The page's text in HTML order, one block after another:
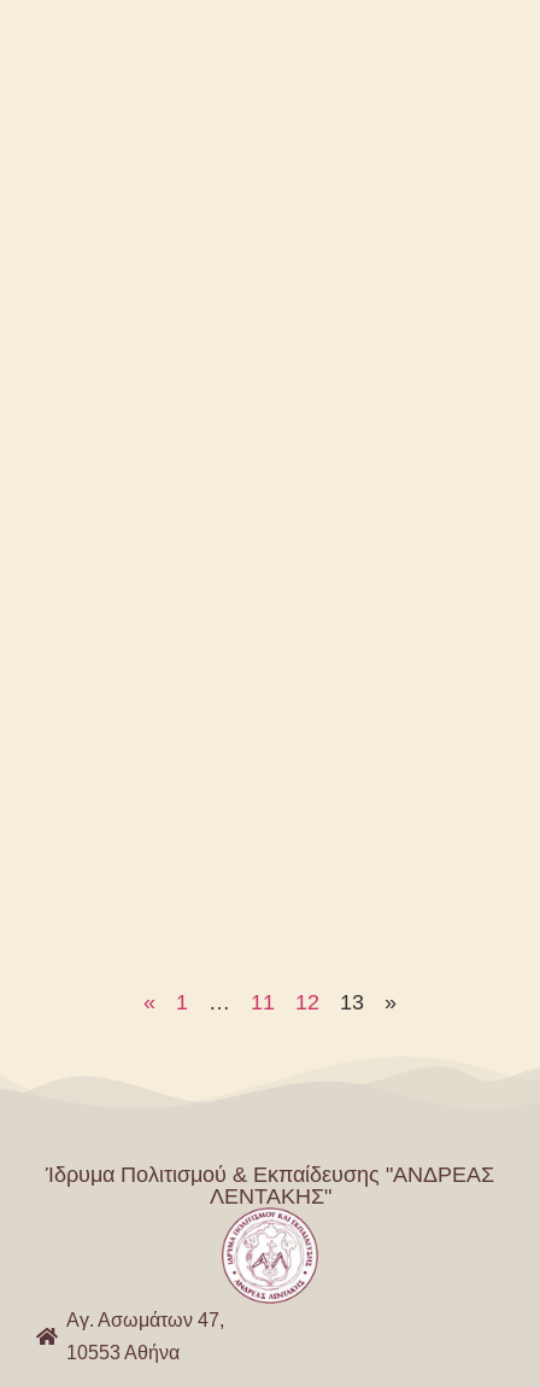
« 1 … 11 12 13 »
Ίδρυμα Πολιτισμού & Εκπαίδευσης "ΑΝΔΡΕΑΣ
ΛΕΝΤΑΚΗΣ"
Αγ. Ασωμάτων 47,
10553 Αθήνα